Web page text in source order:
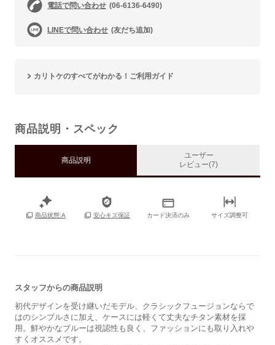
電話で問い合わせ (06-6136-6490)
LINEで問い合わせ (友だち追加)
カリトケのすべてがわかる！ご利用ガイド
商品説明・スペック
商品説明
ユーザー
レビュー(7)
商品状態:A 安心キズ保証 カード決済のみ サイズ調整可
スタッフからの商品説明
初代デザインを受け継いだモデル、クラシックフュージョンならで
はのシンプルさに加え、ケースには軽くて丈夫なチタン素材を採
用。鮮やかなブルーは視認性も良く、ファッションにも取り入れや
すくオススメです。